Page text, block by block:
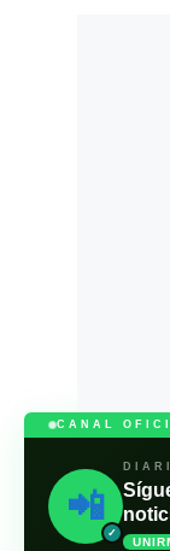
CANAL
📲
✓